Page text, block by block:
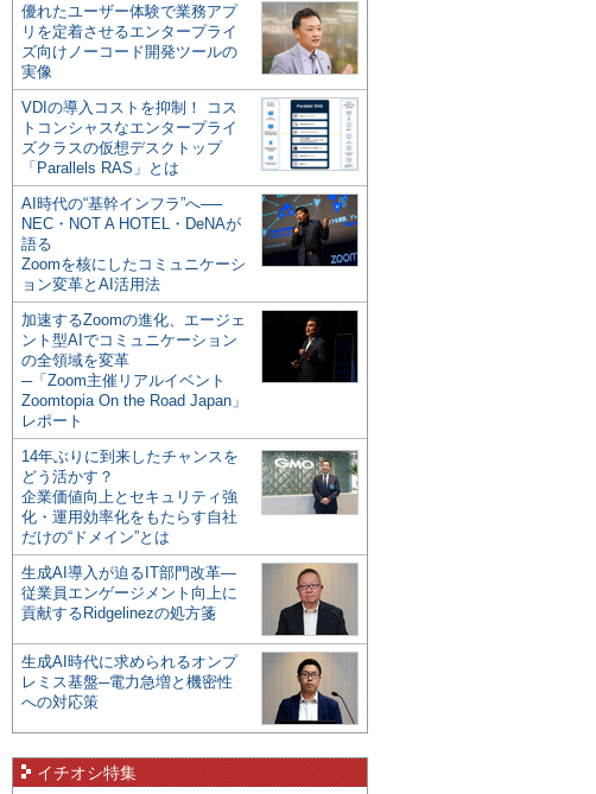
優れたユーザー体験で業務アプ
リを定着させるエンタープライ
ズ向けノーコード開発ツールの
実像
VDIの導入コストを抑制！ コス
トコンシャスなエンタープライ
ズクラスの仮想デスクトップ
「Parallels RAS」とは
AI時代の“基幹インフラ”へ──
NEC・NOT A HOTEL・DeNAが
語る
Zoomを核にしたコミュニケーシ
ョン変革とAI活用法
加速するZoomの進化、エージェ
ント型AIでコミュニケーション
の全領域を変革
─「Zoom主催リアルイベント
Zoomtopia On the Road Japan」
レポート
14年ぶりに到来したチャンスを
どう活かす？
企業価値向上とセキュリティ強
化・運用効率化をもたらす自社
だけの“ドメイン”とは
生成AI導入が迫るIT部門改革―
従業員エンゲージメント向上に
貢献するRidgelinezの処方箋
生成AI時代に求められるオンプ
レミス基盤─電力急増と機密性
への対応策
イチオシ特集